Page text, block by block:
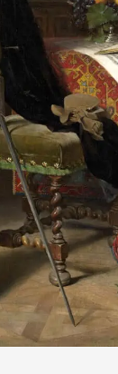
پیر آگوست
پل سزان